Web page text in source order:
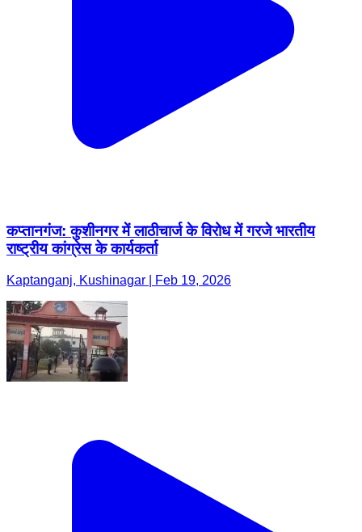
कप्तानगंज: कुशीनगर में लाठीचार्ज के विरोध में गरजे भारतीय
राष्ट्रीय कांग्रेस के कार्यकर्ता
Kaptanganj, Kushinagar | Feb 19, 2026